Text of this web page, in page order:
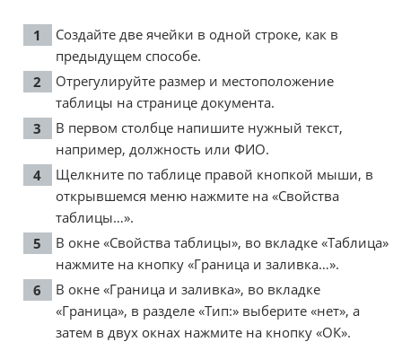
Создайте две ячейки в одной строке, как в
предыдущем способе.
Отрегулируйте размер и местоположение
таблицы на странице документа.
В первом столбце напишите нужный текст,
например, должность или ФИО.
Щелкните по таблице правой кнопкой мыши, в
открывшемся меню нажмите на «Свойства
таблицы…».
В окне «Свойства таблицы», во вкладке «Таблица»
нажмите на кнопку «Граница и заливка…».
В окне «Граница и заливка», во вкладке
«Граница», в разделе «Тип:» выберите «нет», а
затем в двух окнах нажмите на кнопку «ОК».